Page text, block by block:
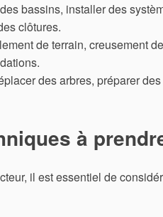
bassins, installer des
clôtures.
de terrain, creusement
des arbres, préparer
à
il est essentiel de